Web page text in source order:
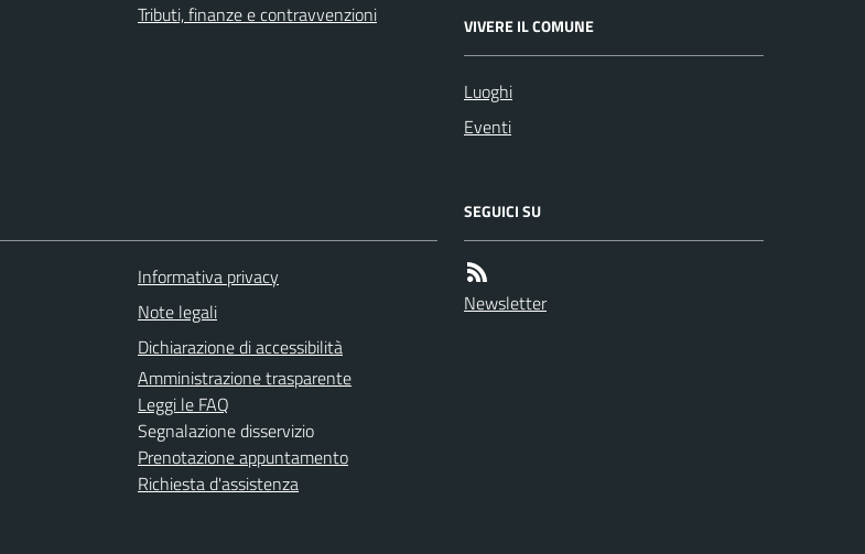
Tributi, finanze e contravvenzioni
VIVERE IL COMUNE
Luoghi
Eventi
Informativa privacy
Note legali
Dichiarazione di accessibilità
Amministrazione trasparente
Leggi le FAQ
Segnalazione disservizio
Prenotazione appuntamento
Richiesta d'assistenza
SEGUICI SU
Newsletter